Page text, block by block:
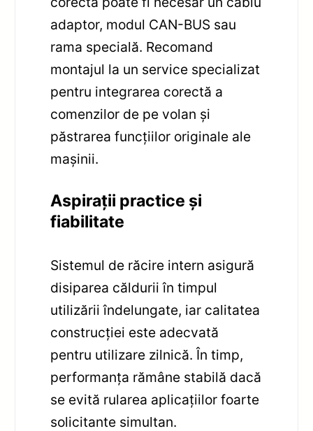
adaptor, modul CAN-BUS sau
rama specială. Recomand
montajul la un service specializat
pentru integrarea corectă a
comenzilor de pe volan și
păstrarea funcțiilor originale ale
mașinii.
Aspirații practice și
fiabilitate
Sistemul de răcire intern asigură
disiparea căldurii în timpul
utilizării îndelungate, iar calitatea
construcției este adecvată
pentru utilizare zilnică. În timp,
performanța rămâne stabilă dacă
se evită rularea aplicațiilor foarte
solicitante simultan.